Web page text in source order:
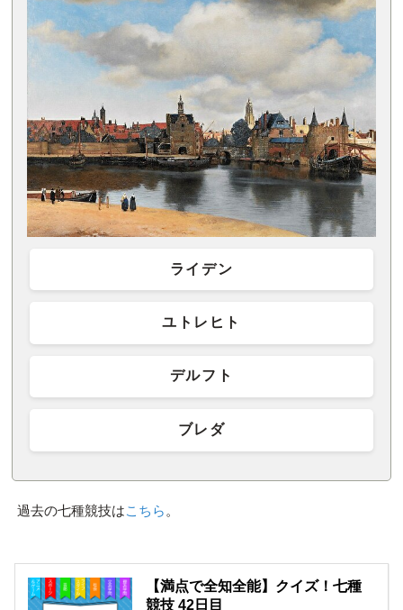
ライデン
ユトレヒト
デルフト
ブレダ
過去の七種競技はこちら 。
【満点で全知全能】クイズ！七種
競技 42日目